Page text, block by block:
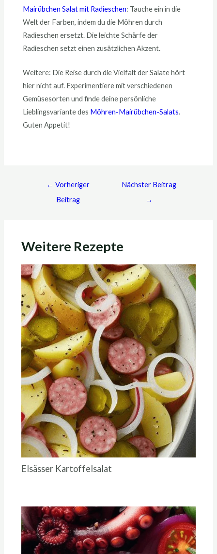
Mairübchen Salat mit Radieschen: Tauche ein in die
Welt der Farben, indem du die Möhren durch
Radieschen ersetzt. Die leichte Schärfe der
Radieschen setzt einen zusätzlichen Akzent.
Weitere: Die Reise durch die Vielfalt der Salate hört
hier nicht auf. Experimentiere mit verschiedenen
Gemüsesorten und finde deine persönliche
Lieblingsvariante des Möhren-Mairübchen-Salats.
Guten Appetit!
← Vorheriger
Beitrag
Nächster Beitrag
→
Weitere Rezepte
Elsässer Kartoffelsalat